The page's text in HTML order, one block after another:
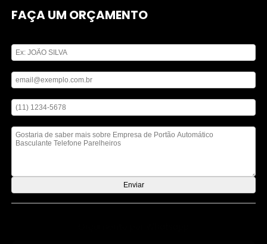
FAÇA UM ORÇAMENTO